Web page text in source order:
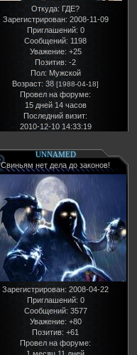
Откуда: ГДЕ?
Зарегистрирован: 2008-11-09
Приглашений: 0
Сообщений: 1198
Уважение: +25
Позитив: -2
Пол: Мужской
Возраст: 38[1988-04-18]
Провел на форуме:
15 дней 14 часов
Последний визит:
2010-12-10 14:33:19
UNNAMED
Свиньям нет дела до законов!
Зарегистрирован: 2008-04-22
Приглашений: 0
Сообщений: 3577
Уважение: +80
Позитив: +61
Провел на форуме:
1 месяц 11 дней